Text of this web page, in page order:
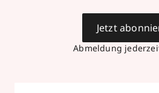
Abmeldung
Jetzt